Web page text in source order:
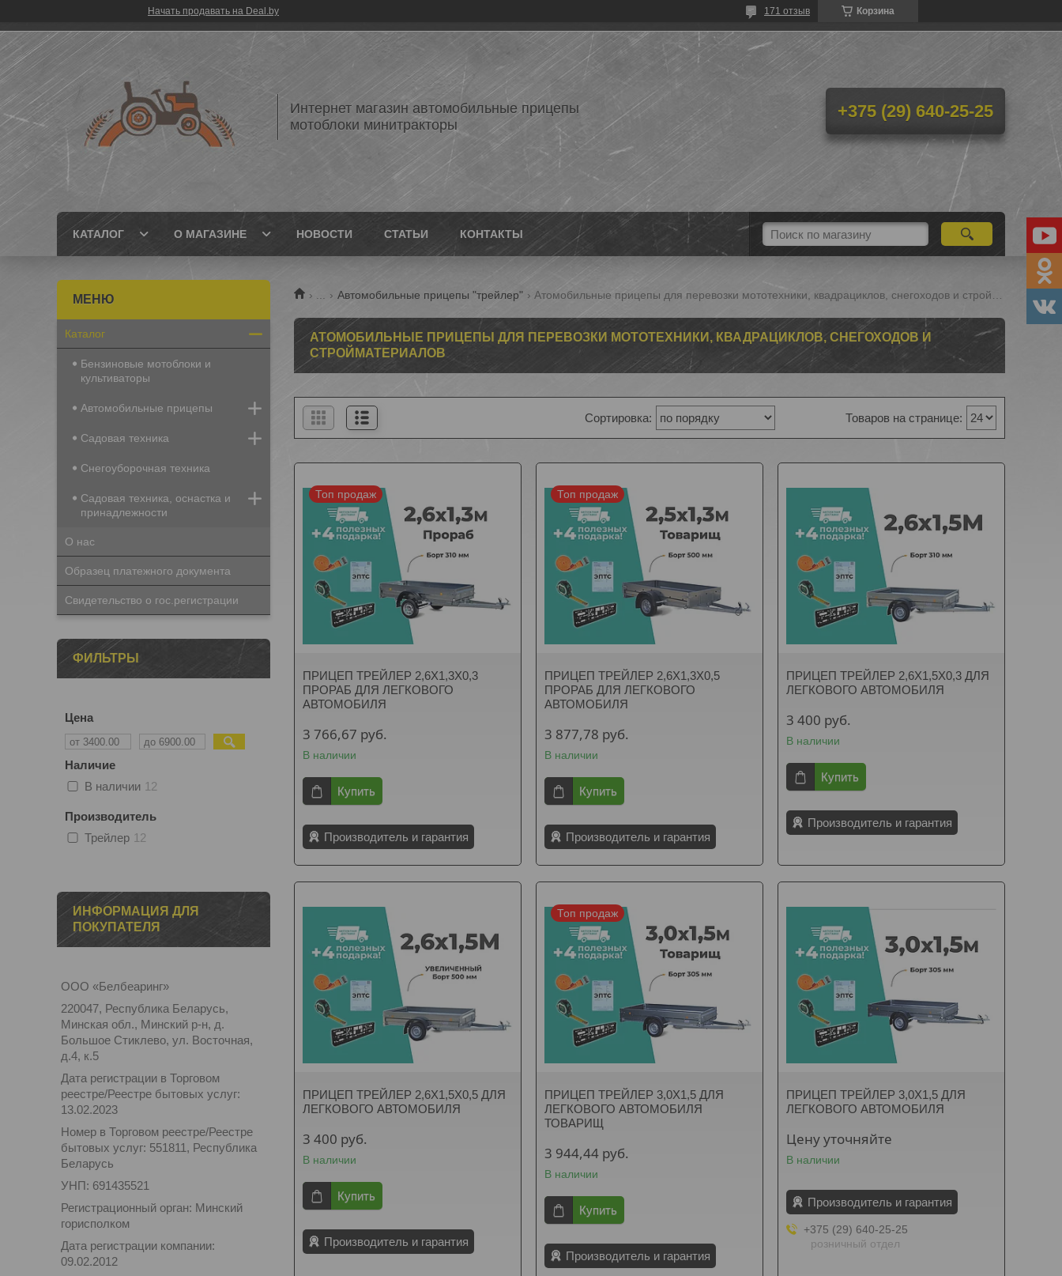
Начать продавать на Deal.by Корзина
171 отзыв
Интернет магазин автомобильные прицепы
мотоблоки минитракторы
+375 (29) 640-25-25
КАТАЛОГ О МАГАЗИНЕ НОВОСТИ СТАТЬИ КОНТАКТЫ
Автомобильные прицепы "трейлер"
АТОМОБИЛЬНЫЕ ПРИЦЕПЫ ДЛЯ ПЕРЕВОЗКИ МОТОТЕХНИКИ, КВАДРАЦИКЛОВ, СНЕГОХОДОВ И
СТРОЙМАТЕРИАЛОВ
Топ продаж
ПРИЦЕП ТРЕЙЛЕР 2,6Х1,3Х0,3
ПРОРАБ ДЛЯ ЛЕГКОВОГО
АВТОМОБИЛЯ
3 766,67 руб.
В наличии
Купить
Производитель и гарантия
Топ продаж
ПРИЦЕП ТРЕЙЛЕР 2,6Х1,3Х0,5
ПРОРАБ ДЛЯ ЛЕГКОВОГО
АВТОМОБИЛЯ
3 877,78 руб.
В наличии
Купить
Производитель и гарантия
ПРИЦЕП ТРЕЙЛЕР 2,6Х1,5Х0,3 ДЛЯ
ЛЕГКОВОГО АВТОМОБИЛЯ
3 400 руб.
В наличии
Купить
Производитель и гарантия
ПРИЦЕП ТРЕЙЛЕР 2,6Х1,5Х0,5 ДЛЯ
ЛЕГКОВОГО АВТОМОБИЛЯ
3 400 руб.
В наличии
Купить
Производитель и гарантия
Топ продаж
ПРИЦЕП ТРЕЙЛЕР 3,0Х1,5 ДЛЯ
ЛЕГКОВОГО АВТОМОБИЛЯ
ТОВАРИЩ
3 944,44 руб.
В наличии
Купить
Производитель и гарантия
ПРИЦЕП ТРЕЙЛЕР 3,0Х1,5 ДЛЯ
ЛЕГКОВОГО АВТОМОБИЛЯ
Цену уточняйте
В наличии
Производитель и гарантия
+375 (29) 640-25-25
розничный отдел
Каталог
Бензиновые мотоблоки и
культиваторы
Автомобильные прицепы
Садовая техника
Снегоуборочная техника
Садовая техника, оснастка и
принадлежности
О нас
Образец платежного документа
Свидетельство о гос.регистрации
ФИЛЬТРЫ
Цена
Наличие
В наличии 12
Производитель
Трейлер 12
ИНФОРМАЦИЯ ДЛЯ
ПОКУПАТЕЛЯ
ООО «Белбеаринг»
220047, Республика Беларусь,
Минская обл., Минский р-н, д.
Большое Стиклево, ул. Восточная,
д.4, к.5
Дата регистрации в Торговом
реестре/Реестре бытовых услуг:
13.02.2023
Номер в Торговом реестре/Реестре
бытовых услуг: 551811, Республика
Беларусь
УНП: 691435521
Регистрационный орган: Минский
горисполком
Дата регистрации компании:
09.02.2012